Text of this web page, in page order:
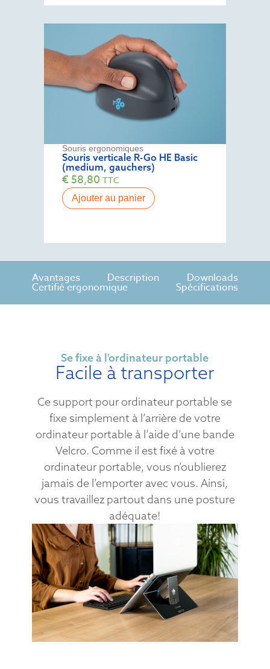
Souris ergonomiques
Souris verticale R-Go HE Basic
(medium, gauchers)
€58,80 TTC
Ajouter au panier
Avantages Description Downloads
Certifié ergonomique Spécifications
Se fixe à l'ordinateur portable
Facile à transporter
Ce support pour ordinateur portable se
fixe simplement à l’arrière de votre
ordinateur portable à l’aide d’une bande
Velcro. Comme il est fixé à votre
ordinateur portable, vous n’oublierez
jamais de l’emporter avec vous. Ainsi,
vous travaillez partout dans une posture
adéquate!